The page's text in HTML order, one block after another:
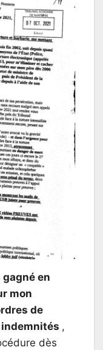
en
mon
de
,
dès